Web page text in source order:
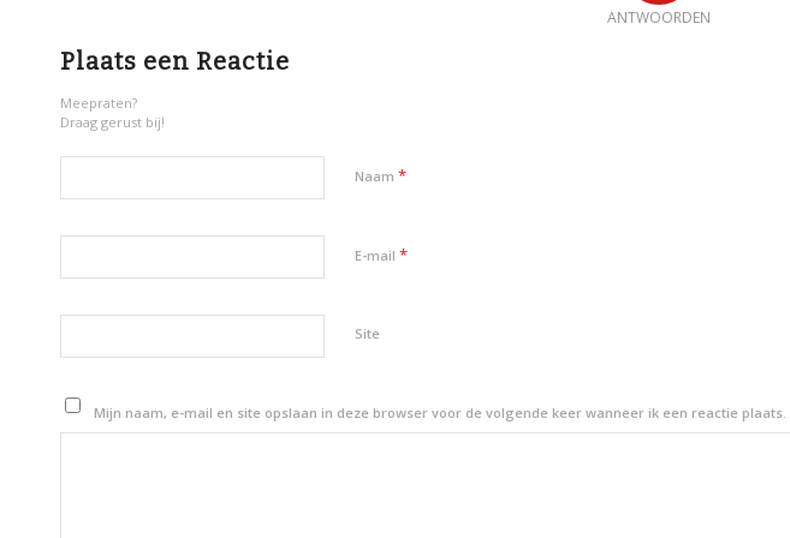
ANTWOORDEN
Plaats een Reactie
Meepraten?
Draag gerust bij!
Naam *
E-mail *
Site
Mijn naam, e-mail en site opslaan in deze browser voor de volgende keer wanneer ik een reactie plaats.